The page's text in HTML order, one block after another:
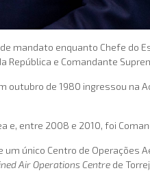
mandato enquanto Chefe do
e Comandante
outubro de 1980 ingressou na
entre 2008 e 2010, foi
único Centro de Operações
Air Operations Centre de